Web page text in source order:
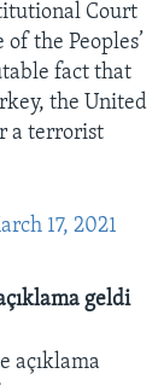
Court
the Peoples’
fact that
the United
a terrorist
17, 2021
geldi
açıklama